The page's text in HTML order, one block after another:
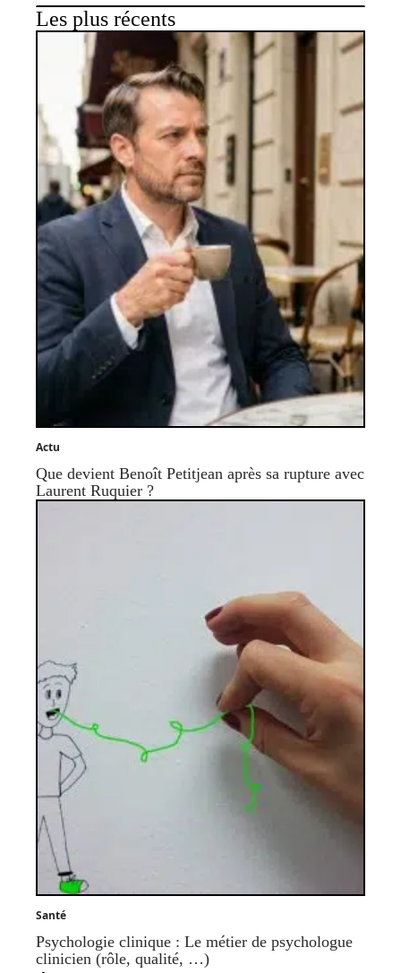
Les plus récents
Actu
Que devient Benoît Petitjean après sa rupture avec
Laurent Ruquier ?
Santé
Psychologie clinique : Le métier de psychologue
clinicien (rôle, qualité, …)